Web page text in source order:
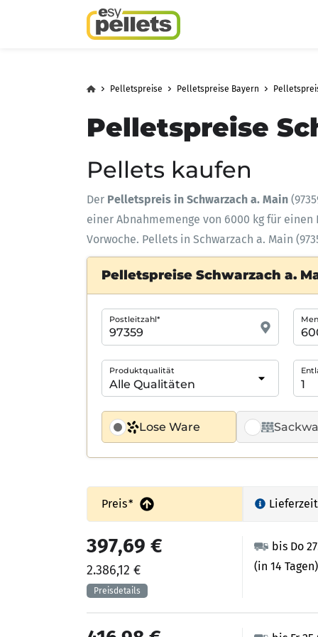
Pelletspreise Pelletspreise Bayern
Pelletspreise
Pellets kaufen
Der Pelletspreis in Schwarzach a. Main
einer Abnahmemenge von 6000 kg für
Vorwoche. Pellets in Schwarzach a. Main
Pelletspreise Schwarzach a.
Lose Ware
Postleitzahl*
Produktqualität
Preis* Lieferzeit
bis Do
(in 14 Tagen)
397,69 €
2.386,12 €